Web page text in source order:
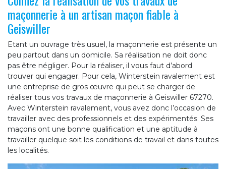
maçonnerie à un artisan maçon fiable à
Geiswiller
Etant un ouvrage très usuel, la maçonnerie est présente un
peu partout dans un domicile. Sa réalisation ne doit donc
pas être négliger. Pour la réaliser, il vous faut d’abord
trouver qui engager. Pour cela, Winterstein ravalement est
une entreprise de gros œuvre qui peut se charger de
réaliser tous vos travaux de maçonnerie à Geiswiller 67270.
Avec Winterstein ravalement, vous avez donc l’occasion de
travailler avec des professionnels et des expérimentés. Ses
maçons ont une bonne qualification et une aptitude à
travailler quelque soit les conditions de travail et dans toutes
les localités.